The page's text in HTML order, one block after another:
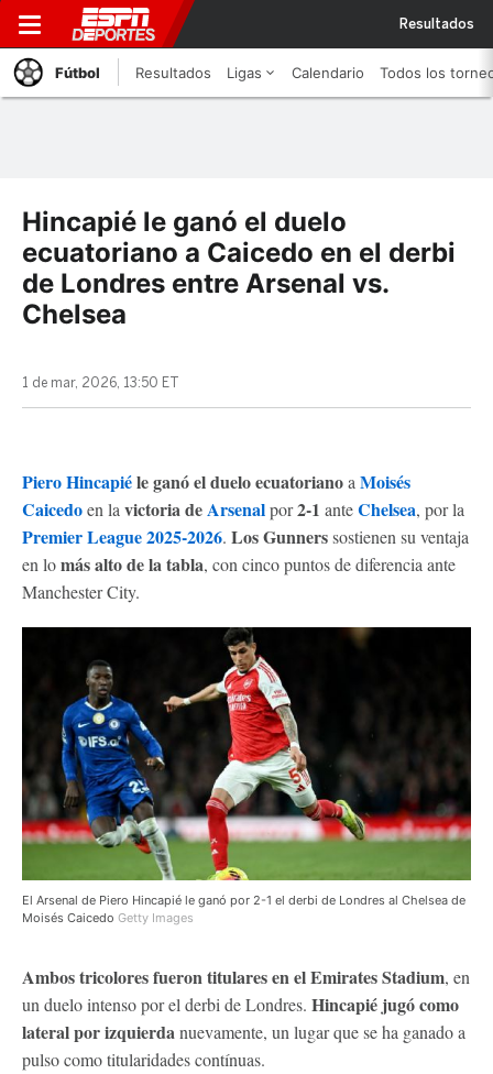
Resultados
Fútbol Resultados Ligas Calendario Todos los
Hincapié le ganó el duelo
ecuatoriano a Caicedo en el derbi
de Londres entre Arsenal vs.
Chelsea
1 de mar, 2026, 13:50 ET
Piero Hincapiéle ganó el duelo ecuatorianoa Moisés
Caicedoen la victoria deArsenalpor2-1 anteChelsea, por la
Premier League 2025-2026. Los Gunnerssostienen su ventaja
en lomás alto de la tabla, con cinco puntos de diferencia ante
Manchester City.
El Arsenal de Piero Hincapié le ganó por 2-1 el derbi de Londres al Chelsea de
Moisés Caicedo Getty Images
Ambos tricolores fueron titulares en el Emirates Stadium, en
un duelo intenso por el derbi de Londres. Hincapié jugó como
lateral por izquierdanuevamente, un lugar que se ha ganado a
pulso como titularidades contínuas.